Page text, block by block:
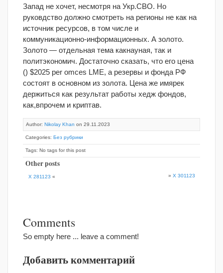
Запад не хочет, несмотря на Укр.СВО. Но
руковдство должно смотреть на регионы не как на
источник ресурсов, в том числе и
коммуникационно-информационных. А золото.
Золото — отдельная тема какнауная, так и
политэкономич. Достаточно сказать, что его цена
() $2025 per omces LME, а резервы и фонда РФ
состоят в основном из золота. Цена же имярек
держиться как результат работы хедж фондов,
как,впрочем и криптав.
Author: Nikolay Khan on 29.11.2023
Categories: Без рубрики
Tags: No tags for this post
Other posts
X 281123 « » X 301123
Comments
So empty here ... leave a comment!
Добавить комментарий